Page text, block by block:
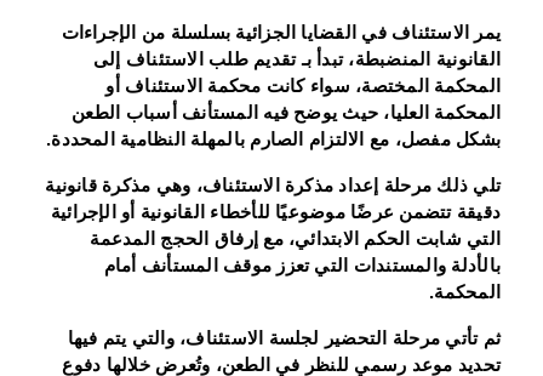
يمر الاستئناف في القضايا الجزائية بسلسلة من الإجراءات
القانونية المنضبطة، تبدأ بـ تقديم طلب الاستئناف إلى
المحكمة المختصة، سواء كانت محكمة الاستئناف أو
المحكمة العليا، حيث يوضح فيه المستأنف أسباب الطعن
بشكل مفصل، مع الالتزام الصارم بالمهلة النظامية المحددة.
تلي ذلك مرحلة إعداد مذكرة الاستئناف، وهي مذكرة قانونية
دقيقة تتضمن عرضًا موضوعيًا للأخطاء القانونية أو الإجرائية
التي شابت الحكم الابتدائي، مع إرفاق الحجج المدعمة
بالأدلة والمستندات التي تعزز موقف المستأنف أمام
المحكمة.
ثم تأتي مرحلة التحضير لجلسة الاستئناف، والتي يتم فيها
تحديد موعد رسمي للنظر في الطعن، وتُعرض خلالها دفوع